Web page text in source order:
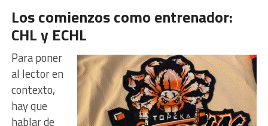
Los comienzos como entrenador:
CHL y ECHL
Para poner
al lector en
contexto,
hay que
hablar de